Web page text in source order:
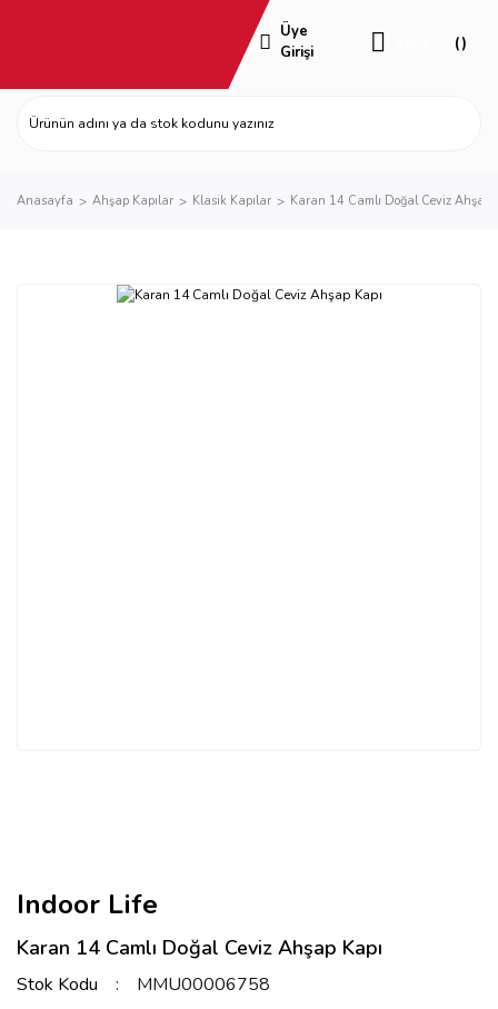
Üye
Girişi
Anasayfa Ahşap Kapılar Klasik Kapılar Karan 14 Camlı Doğal Ceviz Ahşap
Indoor Life
Karan 14 Camlı Doğal Ceviz Ahşap Kapı
Stok Kodu MMU00006758